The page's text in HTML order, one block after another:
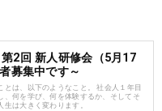
2回 新人研修会（5月17
募集中です～
とは、以下のようなこと。 社会人１年目
、何を学び、何を体験するか、そしてそ
は大きく変わります。